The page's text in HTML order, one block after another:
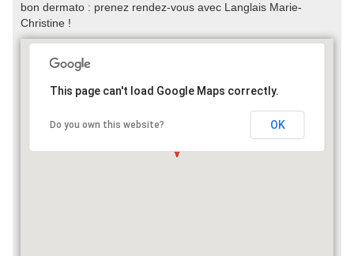
bon dermato : prenez rendez-vous avec Langlais Marie-
Christine !
This page can't load Google Maps correctly.
Do you own this website? OK